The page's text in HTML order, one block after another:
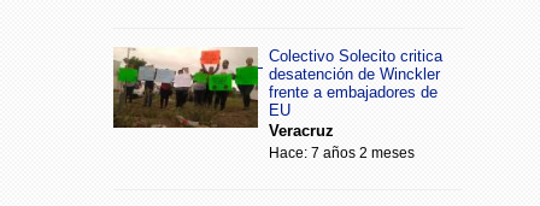
Colectivo Solecito critica
desatención de Winckler
frente a embajadores de
EU
Veracruz
Hace: 7 años 2 meses